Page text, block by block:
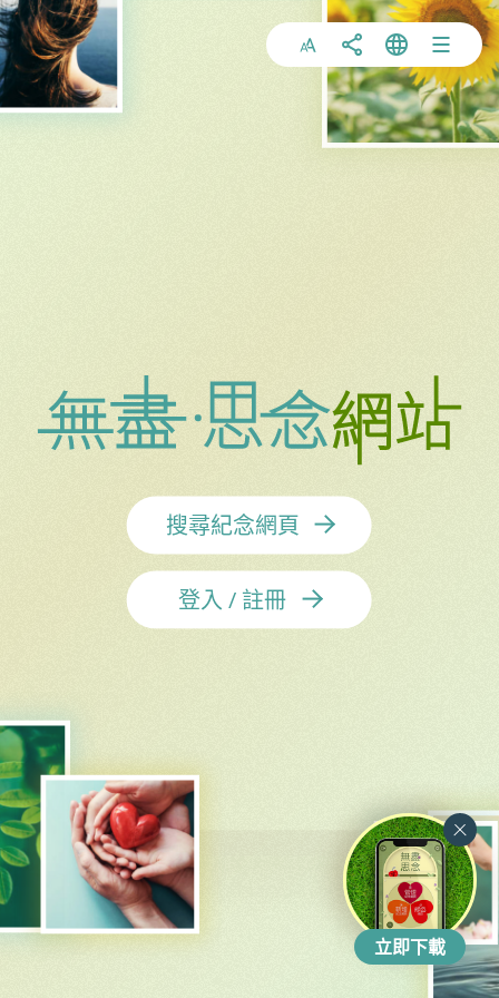
搜尋紀念網頁
登入 / 註冊
立即下載